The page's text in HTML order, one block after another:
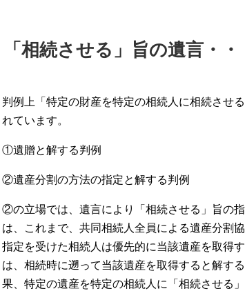
「相続させる」旨の遺言・・
判例上「特定の財産を特定の相続人に相続させ
れています。
①遺贈と解する判例
②遺産分割の方法の指定と解する判例
②の立場では、遺言により「相続させる」旨の
は、これまで、共同相続人全員による遺産分割
指定を受けた相続人は優先的に当該遺産を取得
は、相続時に遡って当該遺産を取得すると解す
果、特定の遺産を特定の相続人に「相続させる